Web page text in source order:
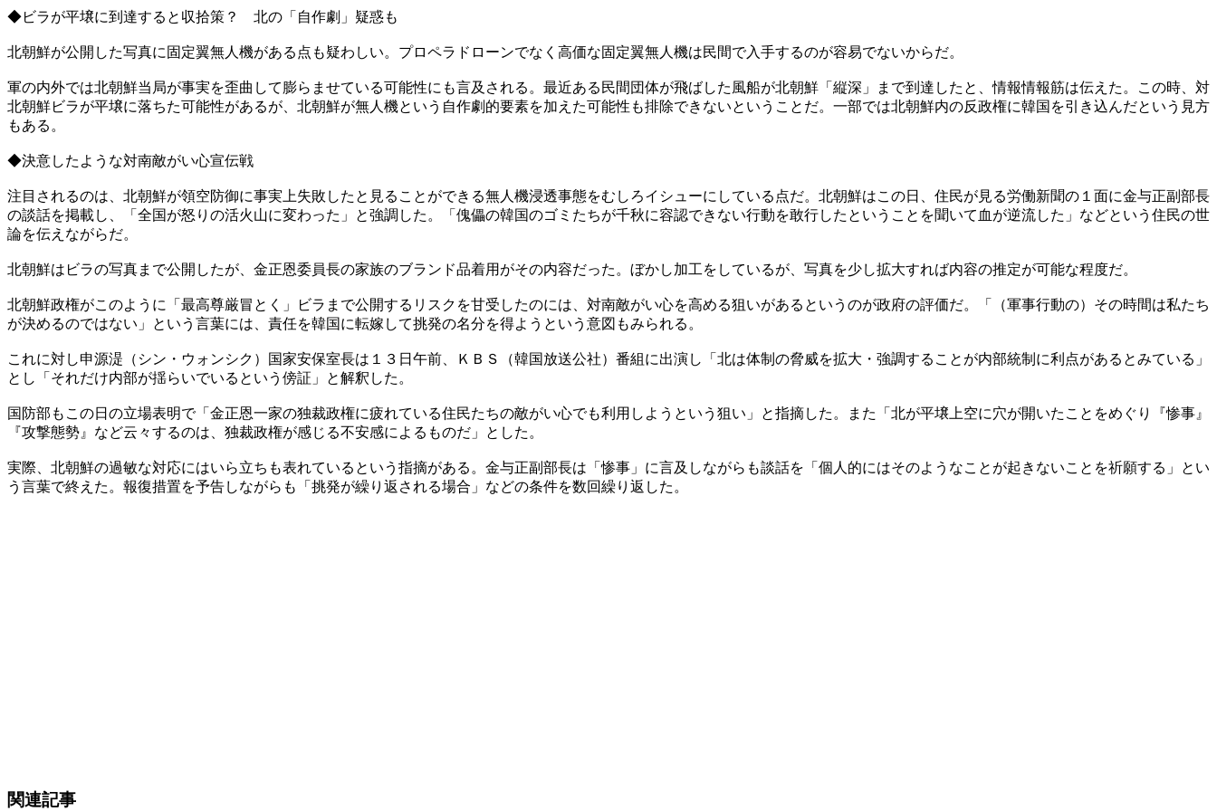
◆ビラが平壌に到達すると収拾策？ 北の「自作劇」疑惑も
北朝鮮が公開した写真に固定翼無人機がある点も疑わしい。プロペラドローンでなく高価な固定翼無人機は民間で入手するのが容易でないからだ。
軍の内外では北朝鮮当局が事実を歪曲して膨らませている可能性にも言及される。最近ある民間団体が飛ばした風船が北朝鮮「縦深」まで到達したと、情報情報筋は伝えた。この時、対
北朝鮮ビラが平壌に落ちた可能性があるが、北朝鮮が無人機という自作劇的要素を加えた可能性も排除できないということだ。一部では北朝鮮内の反政権に韓国を引き込んだという見方
もある。
◆決意したような対南敵がい心宣伝戦
注目されるのは、北朝鮮が領空防御に事実上失敗したと見ることができる無人機浸透事態をむしろイシューにしている点だ。北朝鮮はこの日、住民が見る労働新聞の１面に金与正副部長
の談話を掲載し、「全国が怒りの活火山に変わった」と強調した。「傀儡の韓国のゴミたちが千秋に容認できない行動を敢行したということを聞いて血が逆流した」などという住民の世
論を伝えながらだ。
北朝鮮はビラの写真まで公開したが、金正恩委員長の家族のブランド品着用がその内容だった。ぼかし加工をしているが、写真を少し拡大すれば内容の推定が可能な程度だ。
北朝鮮政権がこのように「最高尊厳冒とく」ビラまで公開するリスクを甘受したのには、対南敵がい心を高める狙いがあるというのが政府の評価だ。「（軍事行動の）その時間は私たち
が決めるのではない」という言葉には、責任を韓国に転嫁して挑発の名分を得ようという意図もみられる。
これに対し申源湜（シン・ウォンシク）国家安保室長は１３日午前、ＫＢＳ（韓国放送公社）番組に出演し「北は体制の脅威を拡大・強調することが内部統制に利点があるとみている」
とし「それだけ内部が揺らいでいるという傍証」と解釈した。
国防部もこの日の立場表明で「金正恩一家の独裁政権に疲れている住民たちの敵がい心でも利用しようという狙い」と指摘した。また「北が平壌上空に穴が開いたことをめぐり『惨事』
『攻撃態勢』など云々するのは、独裁政権が感じる不安感によるものだ」とした。
実際、北朝鮮の過敏な対応にはいら立ちも表れているという指摘がある。金与正副部長は「惨事」に言及しながらも談話を「個人的にはそのようなことが起きないことを祈願する」とい
う言葉で終えた。報復措置を予告しながらも「挑発が繰り返される場合」などの条件を数回繰り返した。
関連記事